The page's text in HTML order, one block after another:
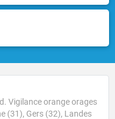
Vigilance orange orages
(31), Gers (32), Landes